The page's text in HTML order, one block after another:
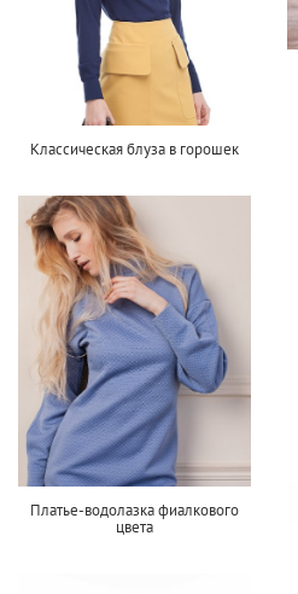
Классическая блуза в горошек
Платье-водолазка фиалкового
цвета